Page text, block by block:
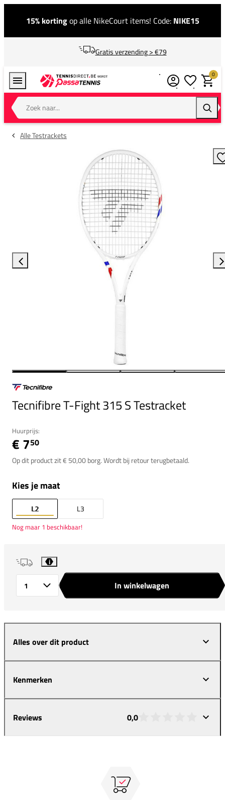
15% kortingop alle NikeCourt items! Code: NIKE15
Gratis verzending > €79
Zoek naar...
0
Alle Testrackets
Tecnifibre T-Fight 315 S Testracket
Huurprijs:
€ 750
Op dit product zit € 50,00 borg. Wordt bij retour terugbetaald.
Kies je maat
L2 L3
Nog maar 1 beschikbaar!
i
In winkelwagen
Alles over dit product
Kenmerken
Reviews 0,0